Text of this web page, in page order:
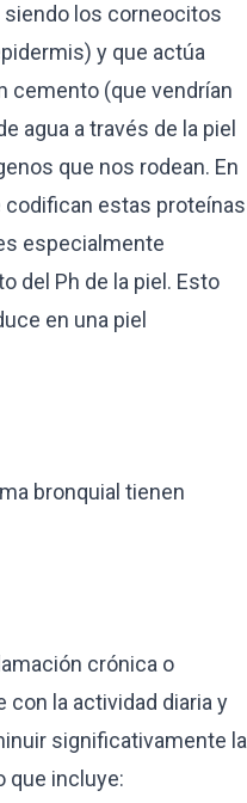
siendo los corneocitos
y que actúa
cemento (que vendrían
agua a través de la piel
que nos rodean. En
estas proteínas
especialmente
del Ph de la piel. Esto
en una piel
bronquial tienen
crónica o
la actividad diaria y
significativamente la
que incluye: